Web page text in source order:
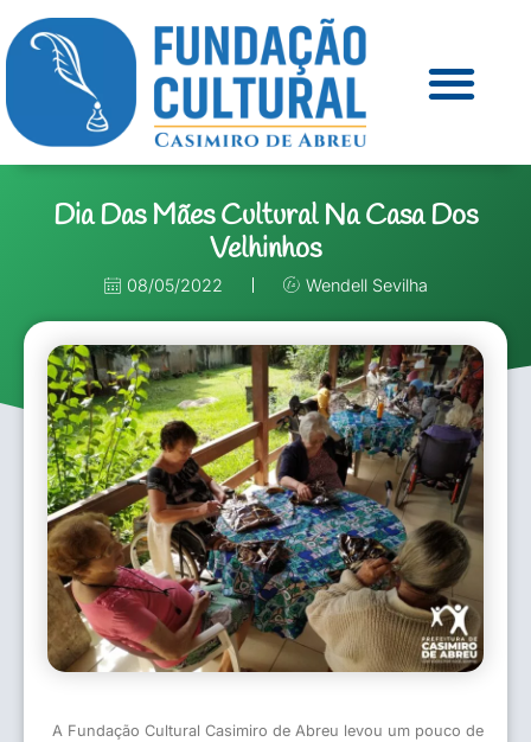
Dia Das Mães Cultural Na Casa Dos
Velhinhos
08/05/2022 Wendell Sevilha
A Fundação Cultural Casimiro de Abreu levou um pouco de